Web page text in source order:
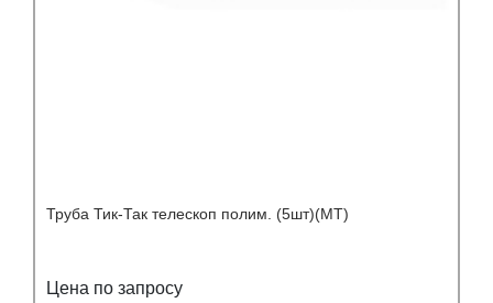
Труба Тик-Так телескоп полим. (5шт)(МТ)
Цена по запросу